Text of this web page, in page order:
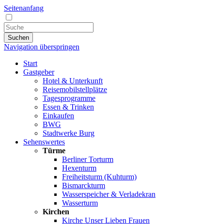
Seitenanfang
Suchen
Navigation überspringen
Start
Gastgeber
Hotel & Unterkunft
Reisemobilstellplätze
Tagesprogramme
Essen & Trinken
Einkaufen
BWG
Stadtwerke Burg
Sehenswertes
Türme
Berliner Torturm
Hexenturm
Freiheitsturm (Kuhturm)
Bismarckturm
Wasserspeicher & Verladekran
Wasserturm
Kirchen
Kirche Unser Lieben Frauen